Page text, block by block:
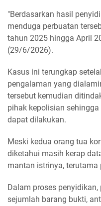
"Berdasarkan hasil
menduga perbuatan
tahun 2025 hingga April
(29/6/2026).
Kasus ini terungkap
pengalaman yang
tersebut kemudian
pihak kepolisian
dapat dilakukan.
Meski kedua orang tua
diketahui masih kerap
mantan istrinya, terutama
Dalam proses
sejumlah barang bukti,